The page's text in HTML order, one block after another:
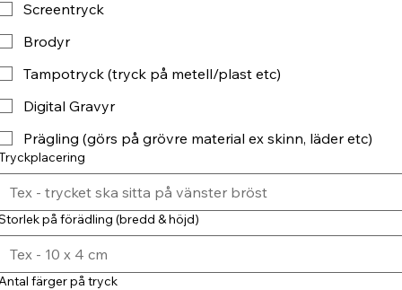
Screentryck
Brodyr
Tampotryck (tryck på metell/plast etc)
Digital Gravyr
Prägling (görs på grövre material ex skinn, läder etc)
på förädling (bredd & höjd)
färger på tryck